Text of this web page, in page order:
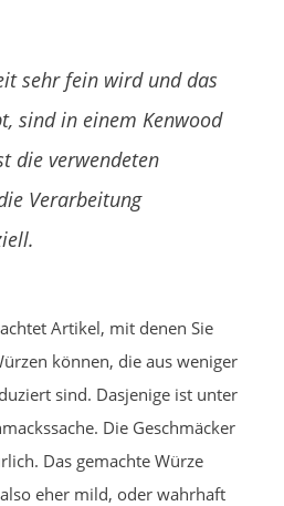
sehr fein wird und das
sind in einem Kenwood
die verwendeten
Verarbeitung
Artikel, mit denen Sie
können, die aus weniger
sind. Dasjenige ist unter
Die Geschmäcker
Das gemachte Würze
eher mild, oder wahrhaft